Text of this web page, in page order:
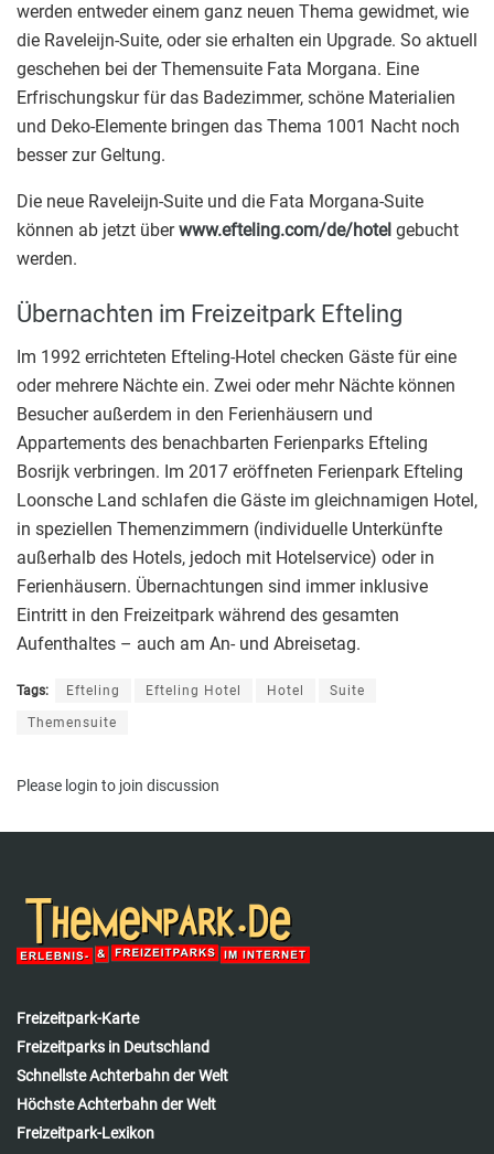
werden entweder einem ganz neuen Thema gewidmet, wie
die Raveleijn-Suite, oder sie erhalten ein Upgrade. So aktuell
geschehen bei der Themensuite Fata Morgana. Eine
Erfrischungskur für das Badezimmer, schöne Materialien
und Deko-Elemente bringen das Thema 1001 Nacht noch
besser zur Geltung.
Die neue Raveleijn-Suite und die Fata Morgana-Suite
können ab jetzt überwww.efteling.com/de/hotel gebucht
werden.
Übernachten im Freizeitpark Efteling
Im 1992 errichteten Efteling-Hotel checken Gäste für eine
oder mehrere Nächte ein. Zwei oder mehr Nächte können
Besucher außerdem in den Ferienhäusern und
Appartements des benachbarten Ferienparks Efteling
Bosrijk verbringen. Im 2017 eröffneten Ferienpark Efteling
Loonsche Land schlafen die Gäste im gleichnamigen Hotel,
in speziellen Themenzimmern (individuelle Unterkünfte
außerhalb des Hotels, jedoch mit Hotelservice) oder in
Ferienhäusern. Übernachtungen sind immer inklusive
Eintritt in den Freizeitpark während des gesamten
Aufenthaltes – auch am An- und Abreisetag.
Tags: Efteling Efteling Hotel Hotel Suite
Themensuite
Please login to join discussion
Freizeitpark-Karte
Freizeitparks in Deutschland
Schnellste Achterbahn der Welt
Höchste Achterbahn der Welt
Freizeitpark-Lexikon